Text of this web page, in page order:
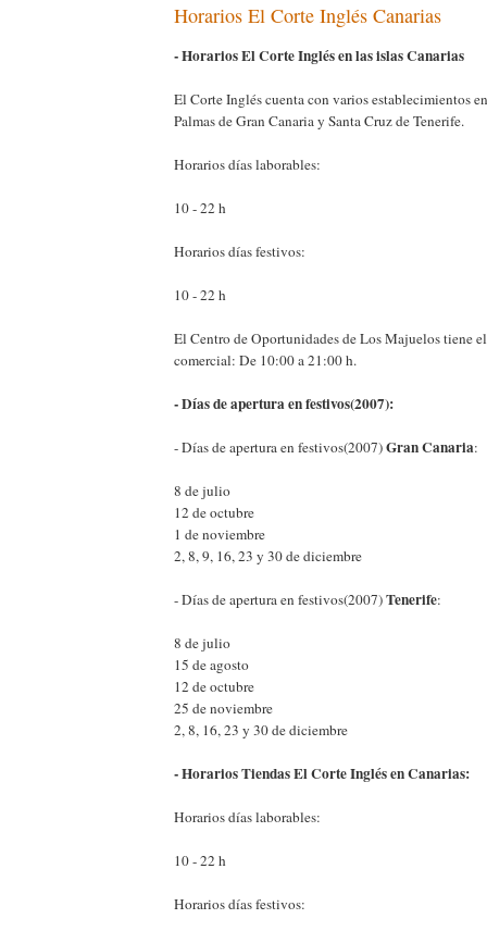
Horarios El Corte Inglés Canarias
- Horarios El Corte Inglés en las islas Canarias
El Corte Inglés cuenta con varios establecimientos
Palmas de Gran Canaria y Santa Cruz de Tenerife.
Horarios días laborables:
10 - 22 h
Horarios días festivos:
10 - 22 h
El Centro de Oportunidades de Los Majuelos tiene
comercial: De 10:00 a 21:00 h.
- Días de apertura en festivos(2007):
- Días de apertura en festivos(2007)Gran Canaria:
8 de julio
12 de octubre
1 de noviembre
2, 8, 9, 16, 23 y 30 de diciembre
- Días de apertura en festivos(2007)Tenerife:
8 de julio
15 de agosto
12 de octubre
25 de noviembre
2, 8, 16, 23 y 30 de diciembre
- Horarios Tiendas El Corte Inglés en Canarias:
Horarios días laborables:
10 - 22 h
Horarios días festivos: